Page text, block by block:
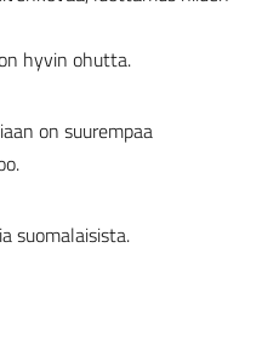
hyvin ohutta.
on suurempaa
suomalaisista.